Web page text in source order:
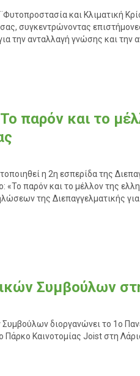
και Κλιματική
συγκεντρώνοντας
την ανταλλαγή γνώσης και την
παρόν και το
η 2η εσπερίδα της
παρόν και το μέλλον της
της Διεπαγγελματικής
Συμβούλων
διοργανώνει το 1ο
Καινοτομίας Joist στη